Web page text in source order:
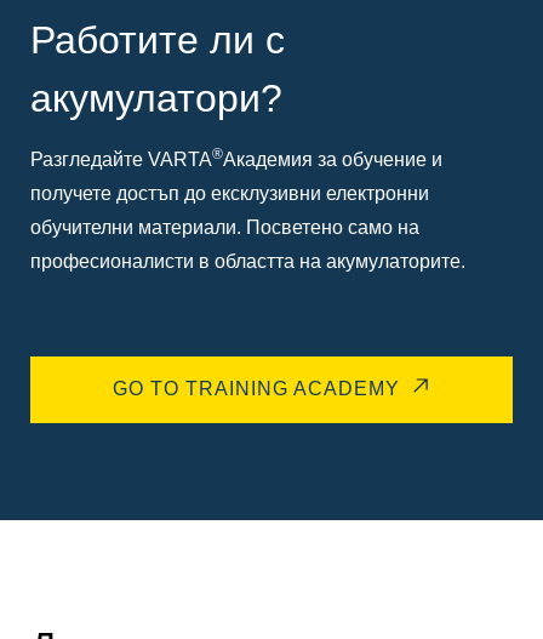
Работите ли с
акумулатори?
Разгледайте VARTA®Академия за обучение и
получете достъп до ексклузивни електронни
обучителни материали. Посветено само на
професионалисти в областта на акумулаторите.
GO TO TRAINING ACADEMY